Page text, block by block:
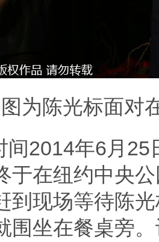
陈光标面对在
年6月25
于在纽约中央
到现场等待陈
围坐在餐桌旁